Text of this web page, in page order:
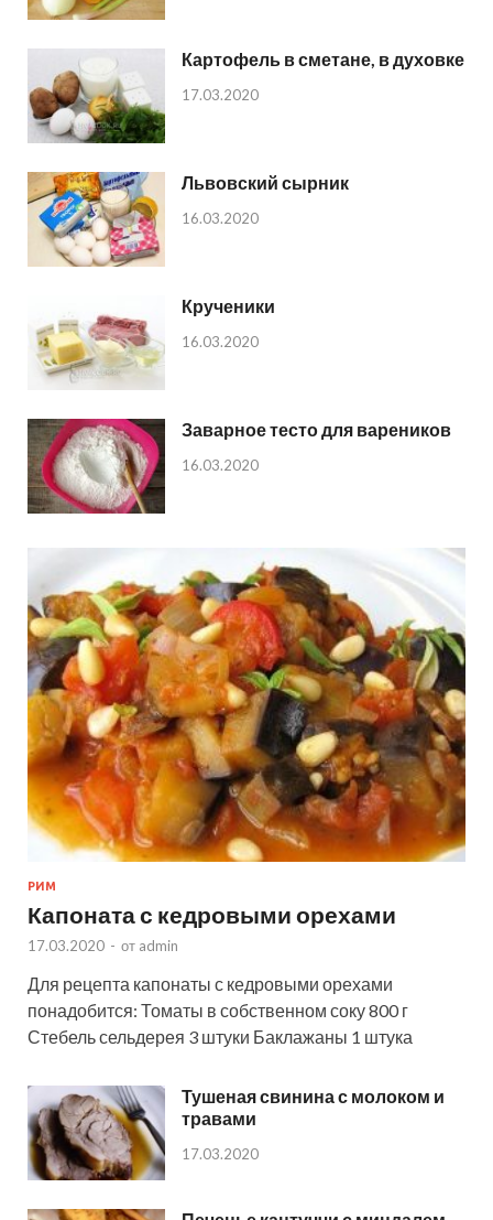
Картофель в сметане, в духовке
17.03.2020
Львовский сырник
16.03.2020
Крученики
16.03.2020
Заварное тесто для вареников
16.03.2020
РИМ
Капоната с кедровыми орехами
17.03.2020 - от admin
Для рецепта капонаты с кедровыми орехами
понадобится: Томаты в собственном соку 800 г
Стебель сельдерея 3 штуки Баклажаны 1 штука
Тушеная свинина с молоком и
травами
17.03.2020